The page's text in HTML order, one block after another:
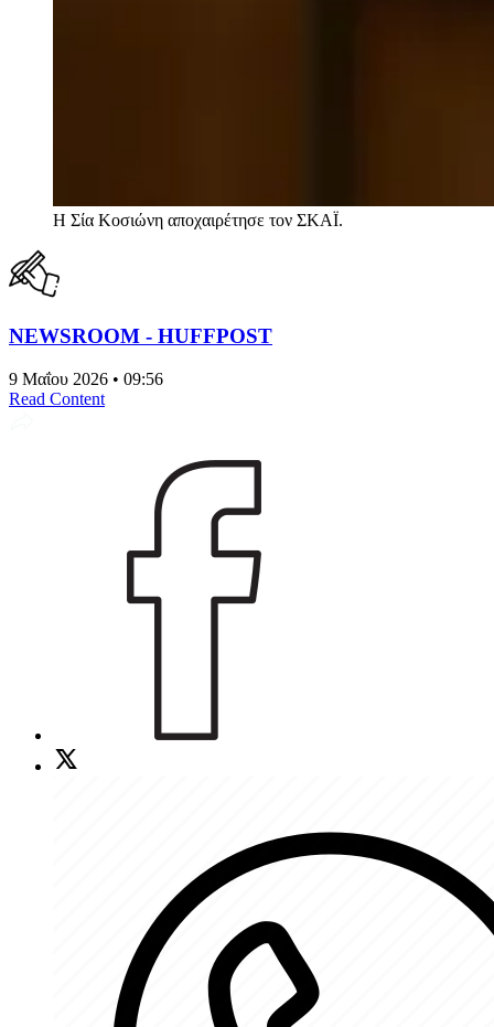
Η Σία Κοσιώνη αποχαιρέτησε τον ΣΚΑΪ.
NEWSROOM - HUFFPOST
9 Μαΐου 2026 • 09:56
Read Content